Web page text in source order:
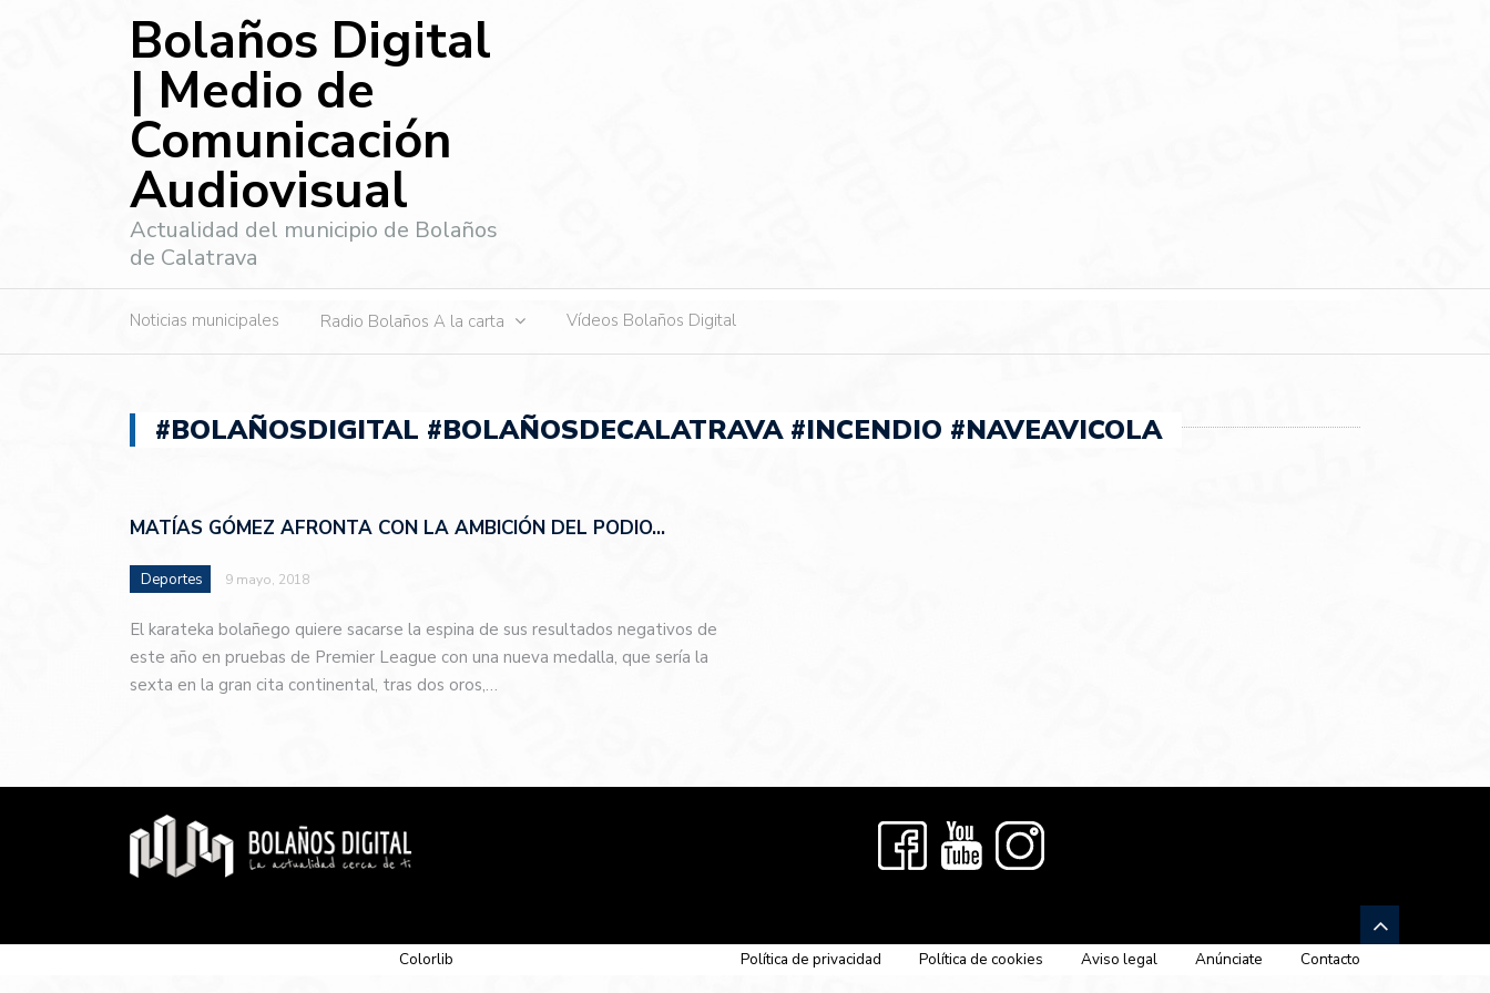
Bolaños Digital
| Medio de
Comunicación
Audiovisual
Actualidad del municipio de Bolaños
de Calatrava
Noticias municipales Radio Bolaños A la carta Vídeos Bolaños Digital
#BOLAÑOSDIGITAL #BOLAÑOSDECALATRAVA #INCENDIO #NAVEAVICOLA
MATÍAS GÓMEZ AFRONTA CON LA AMBICIÓN DEL PODIO…
Deportes 9 mayo, 2018
El karateka bolañego quiere sacarse la espina de sus resultados negativos de
este año en pruebas de Premier League con una nueva medalla, que sería la
sexta en la gran cita continental, tras dos oros,…
Colorlib Política de privacidad Política de cookies Aviso legal Anúnciate Contacto